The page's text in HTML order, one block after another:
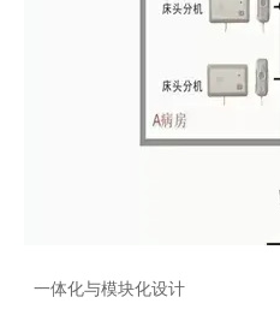
一体化与模块化设计